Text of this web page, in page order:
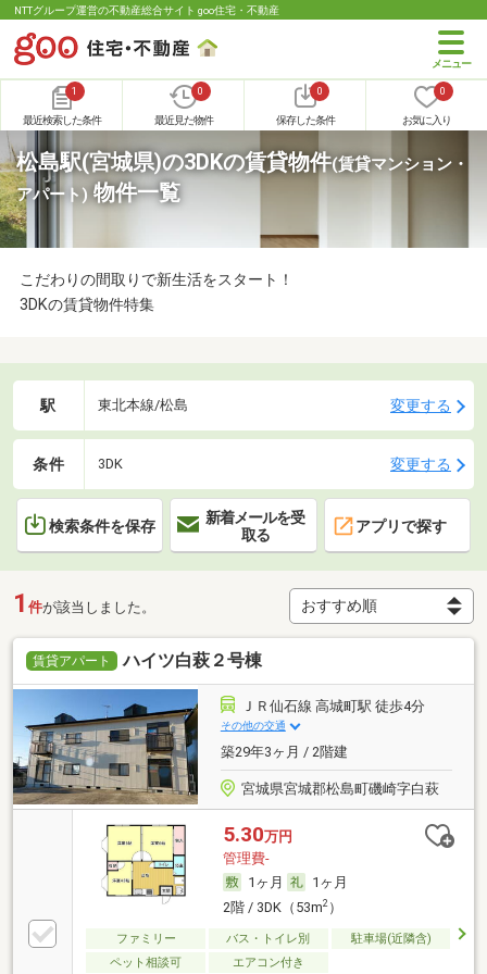
NTTグループ運営の不動産総合サイト goo住宅・不動産
1
最近検索した条件
0
最近見た物件
0
保存した条件
0
お気に入り
松島駅(宮城県)の3DKの賃貸物件(賃貸マンション・
アパート) 物件一覧
こだわりの間取りで新生活をスタート！
3DKの賃貸物件特集
駅 東北本線/松島 変更する
条件 3DK 変更する
検索条件を保存
新着メールを受
取る
アプリで探す
1 件が該当しました。
賃貸アパート ハイツ白萩２号棟
ＪＲ仙石線 高城町駅 徒歩4分
その他の交通
築29年3ヶ月 / 2階建
宮城県宮城郡松島町磯崎字白萩
5.30万円
管理費-
1ヶ月
1ヶ月
2階 / 3DK（53m2）
ファミリー バス・トイレ別
駐車場(近隣含)
ペット相談可
エアコン付き